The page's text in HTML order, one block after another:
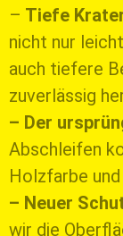
– Tiefe
nicht nur
auch tiefere
zuverlässig
– Der
Abschleifen
Holzfarbe
– Neuer
wir die